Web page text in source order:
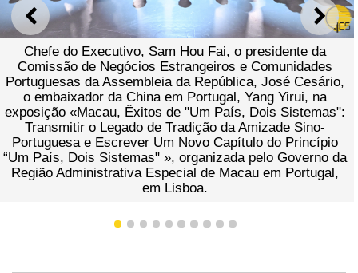
ANTERIOR
Chefe do Executivo, Sam Hou Fai, o presidente da
Comissão de Negócios Estrangeiros e Comunidades
Portuguesas da Assembleia da República, José Cesário,
o embaixador da China em Portugal, Yang Yirui, na
exposição «Macau, Êxitos de "Um País, Dois Sistemas":
Transmitir o Legado de Tradição da Amizade Sino-
Portuguesa e Escrever Um Novo Capítulo do Princípio
“Um País, Dois Sistemas" », organizada pelo Governo da
Região Administrativa Especial de Macau em Portugal,
em Lisboa.
1 2 3 4 5 6 7 8 9 10